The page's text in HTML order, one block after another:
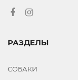
РАЗДЕЛЫ
СОБАКИ